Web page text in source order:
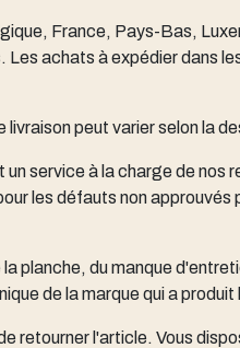
France, Pays-Bas,
achats à expédier dans
peut varier selon la
service à la charge de nos
les défauts non approuvés
planche, du manque
de la marque qui a produit
retourner l'article. Vous